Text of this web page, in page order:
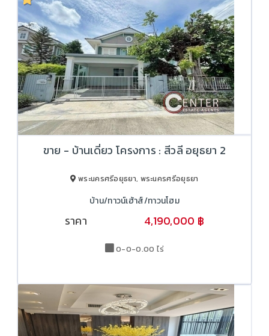
ขาย - บ้านเดี่ยว โครงการ : สีวลี อยุธยา 2
พระนครศรีอยุธยา, พระนครศรีอยุธยา
บ้าน/ทาวน์เฮ้าส์/ทาวนโฮม
ราคา 4,190,000 ฿
0-0-0.00 ไร่